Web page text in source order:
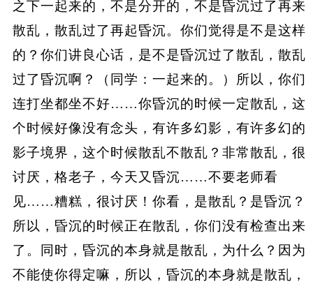
之下一起来的，不是分开的，不是昏沉过了再来
散乱，散乱过了再起昏沉。你们觉得是不是这样
的？你们讲良心话，是不是昏沉过了散乱，散乱
过了昏沉啊？（同学：一起来的。）所以，你们
连打坐都坐不好……你昏沉的时候一定散乱，这
个时候好像没有念头，有许多幻影，有许多幻的
影子境界，这个时候散乱不散乱？非常散乱，很
讨厌，格老子，今天又昏沉……不要老师看
见……糟糕，很讨厌！你看，是散乱？是昏沉？
所以，昏沉的时候正在散乱，你们没有检查出来
了。同时，昏沉的本身就是散乱，为什么？因为
不能使你得定嘛，所以，昏沉的本身就是散乱，